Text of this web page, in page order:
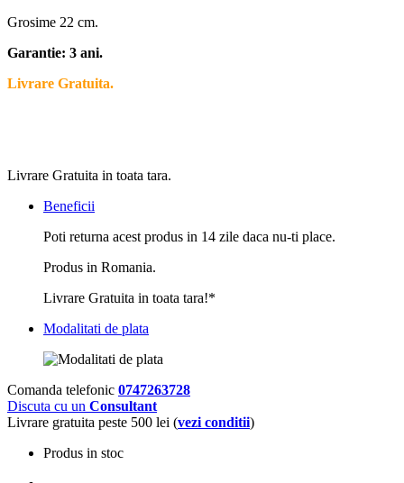
Grosime 22 cm.
Garantie: 3 ani.
Livrare Gratuita.
Livrare Gratuita in toata tara.
Beneficii
Poti returna acest produs in 14 zile daca nu-ti place.
Produs in Romania.
Livrare Gratuita in toata tara!*
Modalitati de plata
Comanda telefonic 0747263728
Discuta cu un Consultant
Livrare gratuita peste 500 lei (vezi conditii)
Produs in stoc